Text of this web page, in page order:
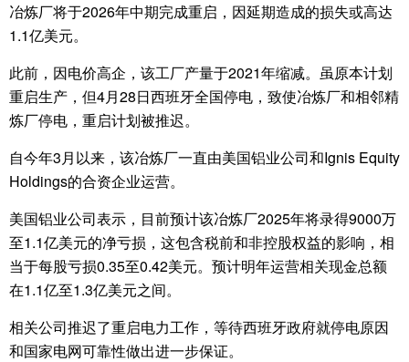
冶炼厂将于2026年中期完成重启，因延期造成的损失或高达
1.1亿美元。
此前，因电价高企，该工厂产量于2021年缩减。虽原本计划
重启生产，但4月28日西班牙全国停电，致使冶炼厂和相邻精
炼厂停电，重启计划被推迟。
自今年3月以来，该冶炼厂一直由美国铝业公司和Ignis Equity
Holdings的合资企业运营。
美国铝业公司表示，目前预计该冶炼厂2025年将录得9000万
至1.1亿美元的净亏损，这包含税前和非控股权益的影响，相
当于每股亏损0.35至0.42美元。预计明年运营相关现金总额
在1.1亿至1.3亿美元之间。
相关公司推迟了重启电力工作，等待西班牙政府就停电原因
和国家电网可靠性做出进一步保证。